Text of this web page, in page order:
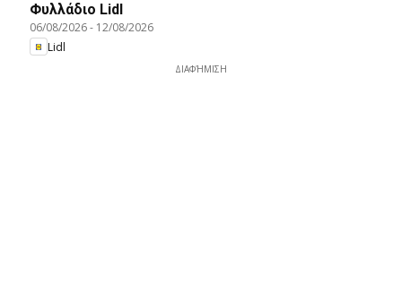
Φυλλάδιο Lidl
06/08/2026- 12/08/2026
Lidl
ΔΙΑΦΉΜΙΣΗ